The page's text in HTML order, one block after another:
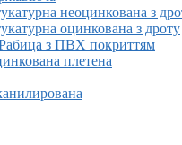
неоцинкована з
оцинкована з дроту
Рабица з ПВХ покриттям
плетена